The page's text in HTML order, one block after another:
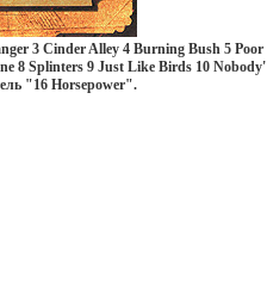
3 Cinder Alley 4 Burning Bush 5 Poor
8 Splinters 9 Just Like Birds 10 Nobody'
"16 Horsepower".